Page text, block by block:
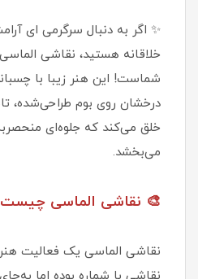
✨ اگر به دنبال سرگرمی‌ ای
خلاقانه هستید، نقاشی الماسی
شماست! این هنر زیبا با
درخشان روی بوم طراحی‌شده،
خلق می‌کند که جلوه‌ای
می‌بخشد.
🎨 نقاشی الماسی
نقاشی الماسی یک فعالیت